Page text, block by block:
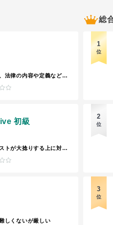
刑法をネットを使って見たり、法律の内容や定義などを教えてくれる。
初級
かなり内容は簡単だったがテストが大捻りする上に対策をしたものの予想外の変化球が出てきたり、予想してないような問題が半分以上出てきたりします。
しくないが厳しい
総
1
位
2
位
3
位